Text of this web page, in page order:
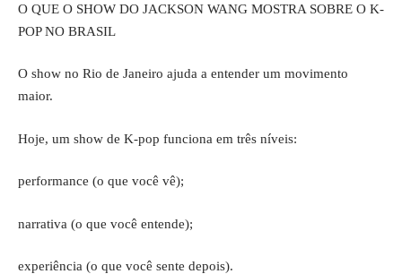
O QUE O SHOW DO JACKSON WANG MOSTRA SOBRE O K-
POP NO BRASIL
O show no Rio de Janeiro ajuda a entender um movimento
maior.
Hoje, um show de K-pop funciona em três níveis:
performance (o que você vê);
narrativa (o que você entende);
experiência (o que você sente depois).